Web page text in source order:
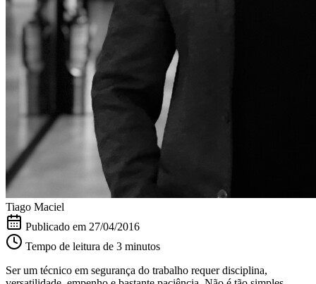
Tiago Maciel
Publicado em 27/04/2016
Tempo de leitura de 3 minutos
Ser um técnico em segurança do trabalho requer disciplina,